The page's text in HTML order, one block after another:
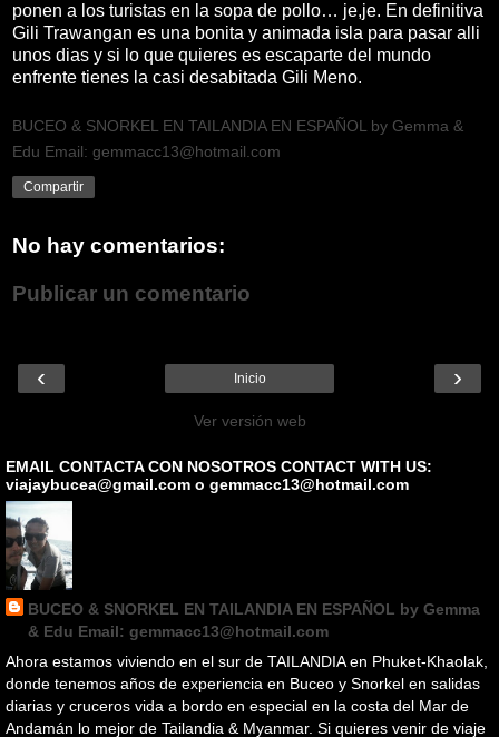
ponen a los turistas en la sopa de pollo… je,je. En definitiva
Gili Trawangan es una bonita y animada isla para pasar alli
unos dias y si lo que quieres es escaparte del mundo
enfrente tienes la casi desabitada Gili Meno.
BUCEO & SNORKEL EN TAILANDIA EN ESPAÑOL by Gemma &
Edu Email: gemmacc13@hotmail.com
Compartir
No hay comentarios:
Publicar un comentario
‹ ›
Inicio
Ver versión web
EMAIL CONTACTA CON NOSOTROS CONTACT WITH US:
viajaybucea@gmail.com o gemmacc13@hotmail.com
BUCEO & SNORKEL EN TAILANDIA EN ESPAÑOL by Gemma
& Edu Email: gemmacc13@hotmail.com
Ahora estamos viviendo en el sur de TAILANDIA en Phuket-Khaolak,
donde tenemos años de experiencia en Buceo y Snorkel en salidas
diarias y cruceros vida a bordo en especial en la costa del Mar de
Andamán lo mejor de Tailandia & Myanmar. Si quieres venir de viaje